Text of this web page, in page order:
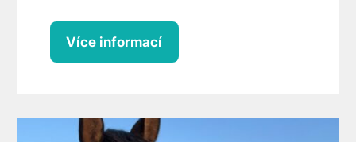
Více informací